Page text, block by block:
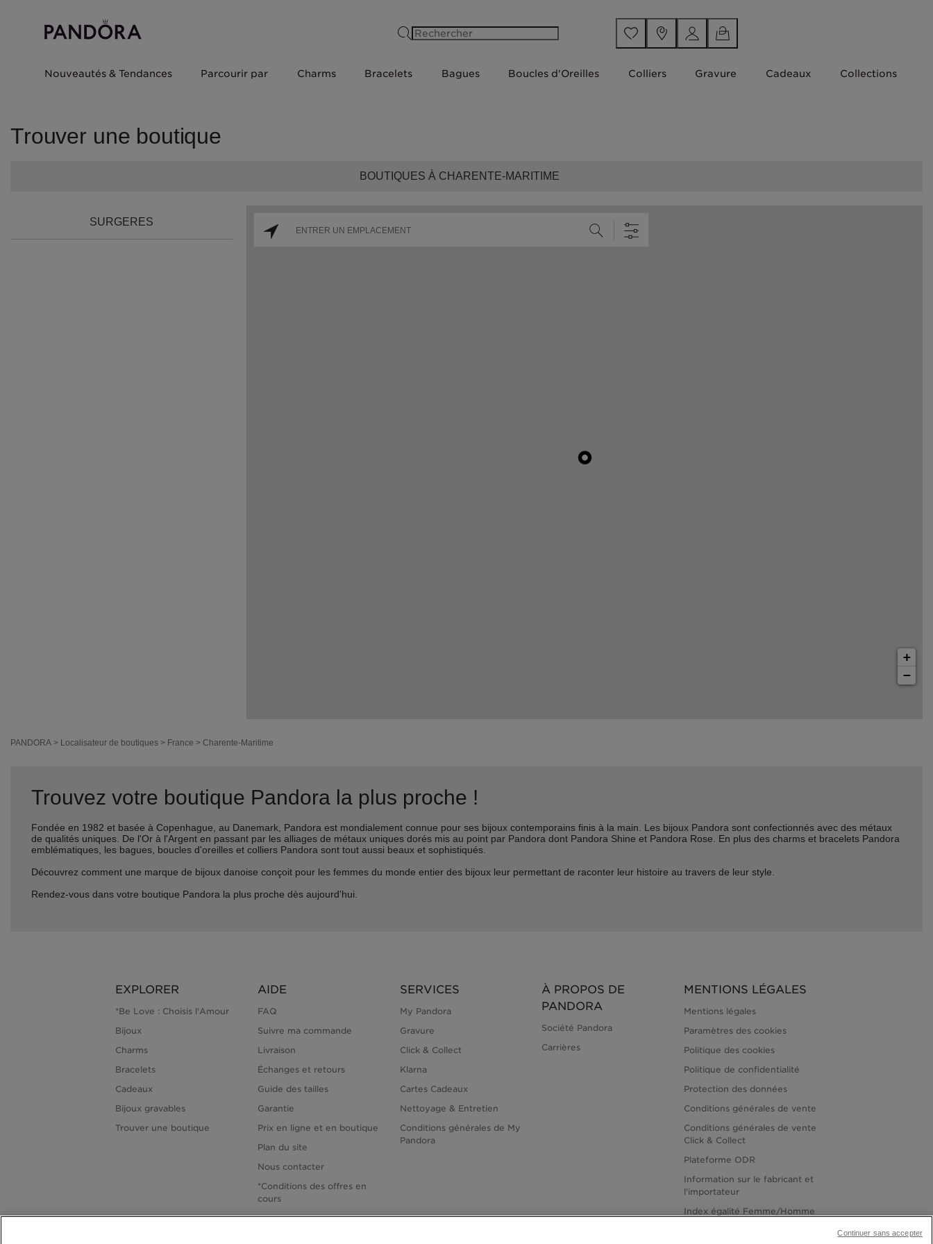
Nouveautés & Tendances Parcourir par Charms Bracelets Bagues Boucles d'Oreilles Colliers Gravure Cadeaux Collections
Trouver une boutique
BOUTIQUES À CHARENTE-MARITIME
SURGERES
+
−
PANDORA > Localisateur de boutiques > France > Charente-Maritime
Trouvez votre boutique Pandora la plus proche !
Fondée en 1982 et basée à Copenhague, au Danemark, Pandora est mondialement connue pour ses bijoux contemporains finis à la main. Les bijoux Pandora sont confectionnés avec des métaux
de qualités uniques. De l'Or à l'Argent en passant par les alliages de métaux uniques dorés mis au point par Pandora dont Pandora Shine et Pandora Rose. En plus des charms et bracelets Pandora
emblématiques, les bagues, boucles d'oreilles et colliers Pandora sont tout aussi beaux et sophistiqués.
Découvrez comment une marque de bijoux danoise conçoit pour les femmes du monde entier des bijoux leur permettant de raconter leur histoire au travers de leur style.
Rendez-vous dans votre boutique Pandora la plus proche dès aujourd'hui.
EXPLORER
*Be Love : Choisis l'Amour
Bijoux
Charms
Bracelets
Cadeaux
Bijoux gravables
Trouver une boutique
AIDE
FAQ
Suivre ma commande
Livraison
Échanges et retours
Guide des tailles
Garantie
Prix en ligne et en boutique
Plan du site
Nous contacter
*Conditions des offres en
cours
SERVICES
My Pandora
Gravure
Click & Collect
Klarna
Cartes Cadeaux
Nettoyage & Entretien
Conditions générales de My
Pandora
À PROPOS DE
PANDORA
Société Pandora
Carrières
MENTIONS LÉGALES
Mentions légales
Paramètres des cookies
Politique des cookies
Politique de confidentialité
Protection des données
Conditions générales de vente
Conditions générales de vente
Click & Collect
Plateforme ODR
Information sur le fabricant et
l'importateur
Index égalité Femme/Homme
Continuer sans accepter